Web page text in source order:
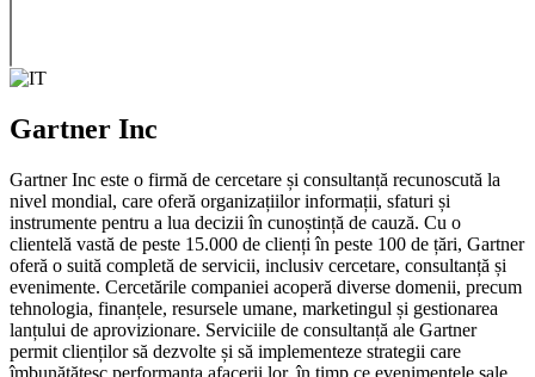
Gartner Inc
Gartner Inc este o firmă de cercetare și consultanță recunoscută la
nivel mondial, care oferă organizațiilor informații, sfaturi și
instrumente pentru a lua decizii în cunoștință de cauză. Cu o
clientelă vastă de peste 15.000 de clienți în peste 100 de țări, Gartner
oferă o suită completă de servicii, inclusiv cercetare, consultanță și
evenimente. Cercetările companiei acoperă diverse domenii, precum
tehnologia, finanțele, resursele umane, marketingul și gestionarea
lanțului de aprovizionare. Serviciile de consultanță ale Gartner
permit clienților să dezvolte și să implementeze strategii care
îmbunătățesc performanța afacerii lor, în timp ce evenimentele sale